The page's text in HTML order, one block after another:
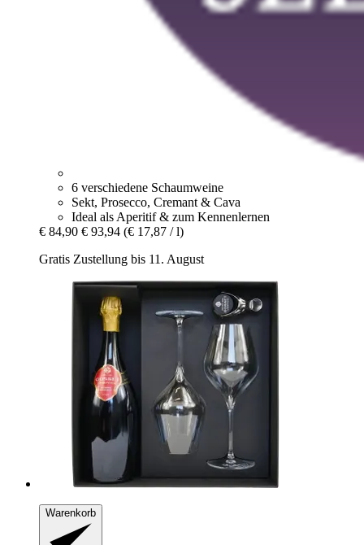
6 verschiedene Schaumweine
Sekt, Prosecco, Cremant & Cava
Ideal als Aperitif & zum Kennenlernen
€ 84,90 € 93,94 (€ 17,87 / l)
Gratis Zustellung bis 11. August
Warenkorb